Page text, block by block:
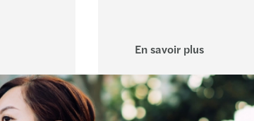
En savoir plus